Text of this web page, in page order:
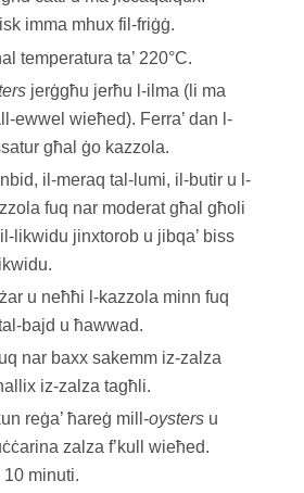
imma mhux fil-friġġ.
temperatura ta’ 220°C.
jerġgħu jerħu l-ilma (li ma
ewwel wieħed). Ferra’ dan l-
għal ġo kazzola.
il-meraq tal-lumi, il-butir u l-
fuq nar moderat għal għoli
likwidu jinxtorob u jibqa’ biss
u neħħi l-kazzola minn fuq
bajd u ħawwad.
nar baxx sakemm iz-zalza
iz-zalza tagħli.
reġa’ ħareġ mill-oysters u
zalza f’kull wieħed.
minuti.